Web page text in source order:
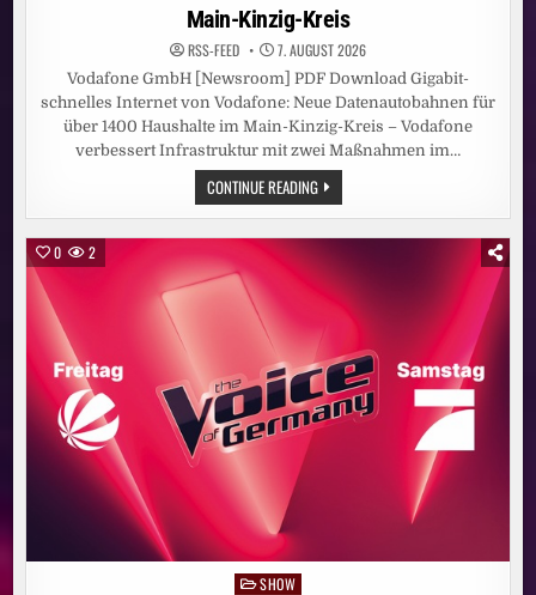
Main-Kinzig-Kreis
RSS-FEED 7. AUGUST 2026
Vodafone GmbH [Newsroom] PDF Download Gigabit-
schnelles Internet von Vodafone: Neue Datenautobahnen für
über 1400 Haushalte im Main-Kinzig-Kreis – Vodafone
verbessert Infrastruktur mit zwei Maßnahmen im…
CONTINUE READINGGIGABIT-
SCHNELLES
INTERNET
VON
VODAFONE:
NEUE
DATENAUTOBAHNEN
FÜR
ÜBER
1400
HAUSHALTE
IM
MAIN-
KINZIG-
KREIS
0 2
Posted
SHOW